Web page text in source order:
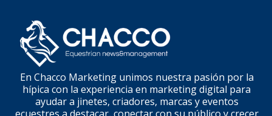
En Chacco Marketing unimos nuestra pasión por la
hípica con la experiencia en marketing digital para
ayudar a jinetes, criadores, marcas y eventos